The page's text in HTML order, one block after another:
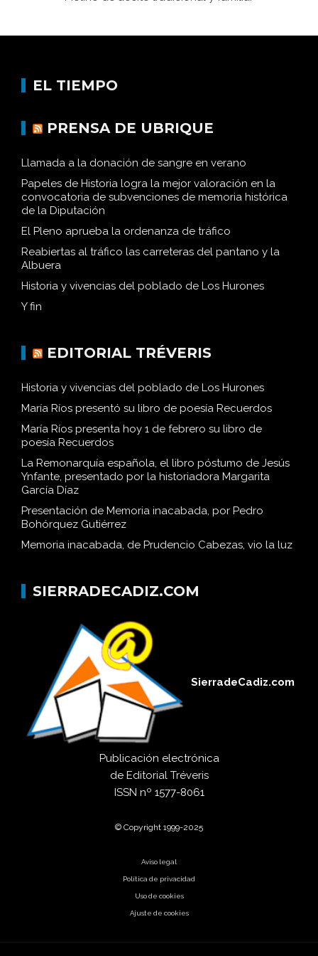
EL TIEMPO
PRENSA DE UBRIQUE
Llamada a la donación de sangre en verano
Papeles de Historia logra la mejor valoración en la
convocatoria de subvenciones de memoria histórica
de la Diputación
El Pleno aprueba la ordenanza de tráfico
Reabiertas al tráfico las carreteras del pantano y la
Albuera
Historia y vivencias del poblado de Los Hurones
Y fin
EDITORIAL TRÉVERIS
Historia y vivencias del poblado de Los Hurones
María Ríos presentó su libro de poesía Recuerdos
María Ríos presenta hoy 1 de febrero su libro de
poesía Recuerdos
La Remonarquía española, el libro póstumo de Jesús
Ynfante, presentado por la historiadora Margarita
García Díaz
Presentación de Memoria inacabada, por Pedro
Bohórquez Gutiérrez
Memoria inacabada, de Prudencio Cabezas, vio la luz
SIERRADECADIZ.COM
SierradeCadiz.com
Publicación electrónica
de Editorial Tréveris
ISSN nº 1577-8061
© Copyright 1999-2025
Aviso legal
Política de privacidad
Uso de cookies
Ajuste de cookies